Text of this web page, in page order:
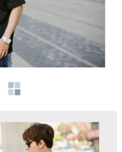
等相關疑問，請聯繫「AFTEE先享後付
support/home
提供之「AFTEE先享後付」服務完成之交
個人資料，並將交易相關給付款項請求債
覽以下網址：
定代理人或監護人之同意方可使用
他人資訊註冊。若發現惡意使用之情形，
該用戶之使用額度並採取法律行動。
上)免運費
以上)免運費